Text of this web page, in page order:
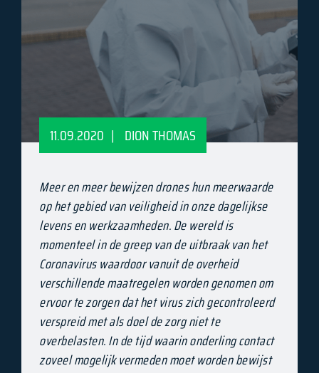
11.09.2020 | DION THOMAS
Meer en meer bewijzen drones hun meerwaarde
op het gebied van veiligheid in onze dagelijkse
levens en werkzaamheden. De wereld is
momenteel in de greep van de uitbraak van het
Coronavirus waardoor vanuit de overheid
verschillende maatregelen worden genomen om
ervoor te zorgen dat het virus zich gecontroleerd
verspreid met als doel de zorg niet te
overbelasten. In de tijd waarin onderling contact
zoveel mogelijk vermeden moet worden bewijst